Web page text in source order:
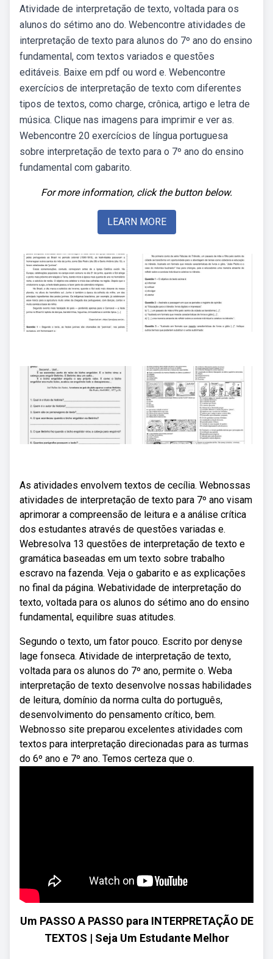
Atividade de interpretação de texto, voltada para os
alunos do sétimo ano do. Webencontre atividades de
interpretação de texto para alunos do 7º ano do ensino
fundamental, com textos variados e questões
editáveis. Baixe em pdf ou word e. Webencontre
exercícios de interpretação de texto com diferentes
tipos de textos, como charge, crônica, artigo e letra de
música. Clique nas imagens para imprimir e ver as.
Webencontre 20 exercícios de língua portuguesa
sobre interpretação de texto para o 7º ano do ensino
fundamental com gabarito.
For more information, click the button below.
LEARN MORE
As atividades envolvem textos de cecília. Webnossas
atividades de interpretação de texto para 7º ano visam
aprimorar a compreensão de leitura e a análise crítica
dos estudantes através de questões variadas e.
Webresolva 13 questões de interpretação de texto e
gramática baseadas em um texto sobre trabalho
escravo na fazenda. Veja o gabarito e as explicações
no final da página. Webatividade de interpretação do
texto, voltada para os alunos do sétimo ano do ensino
fundamental, equilibre suas atitudes.
Segundo o texto, um fator pouco. Escrito por denyse
lage fonseca. Atividade de interpretação de texto,
voltada para os alunos do 7º ano, permite o. Weba
interpretação de texto desenvolve nossas habilidades
de leitura, domínio da norma culta do português,
desenvolvimento do pensamento crítico, bem.
Webnosso site preparou excelentes atividades com
textos para interpretação direcionadas para as turmas
do 6º ano e 7º ano. Temos certeza que o.
Um PASSO A PASSO para INTERPRETAÇÃO DE
TEXTOS | Seja Um Estudante Melhor